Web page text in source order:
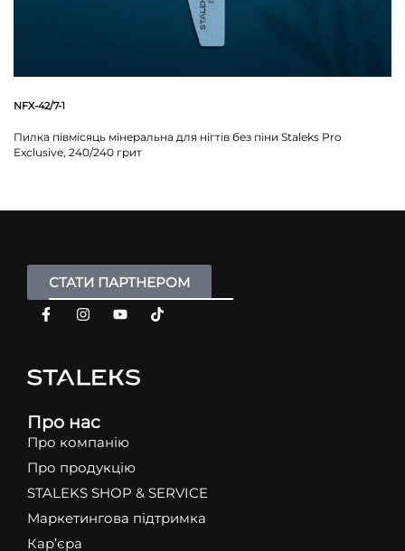
NFX-42/7-1
Пилка півмісяць мінеральна для нігтів без піни Staleks Pro
Exclusive, 240/240 грит
СТАТИ ПАРТНЕРОМ
Про нас
Про компанію
Про продукцію
STALEKS SHOP & SERVICE
Маркетингова підтримка
Кар’єра